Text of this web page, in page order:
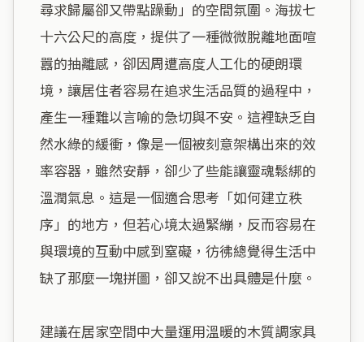
尋求歸屬卻又帶點躁動」的空間氛圍。海拔七
十六公尺的高度，提供了一種微微脫離地面喧
囂的抽離感，卻因周遭高度人工化的硬朗環
境，讓居住者容易在追求生活品質的過程中，
產生一種難以言喻的急切與不安。這裡缺乏自
然水綠的緩衝，像是一個被刻意架構出來的效
率容器，雖然安靜，卻少了些能讓靈魂鬆綁的
溫潤氣息。這是一個適合思考「如何建立秩
序」的地方，但若心境太過緊繃，反而容易在
與環境的互動中感到窒礙，彷彿總覺得生活中
缺了那麼一塊拼圖，卻又說不出具體是什麼。
建議在居家空間中大量運用溫暖的木質調家具